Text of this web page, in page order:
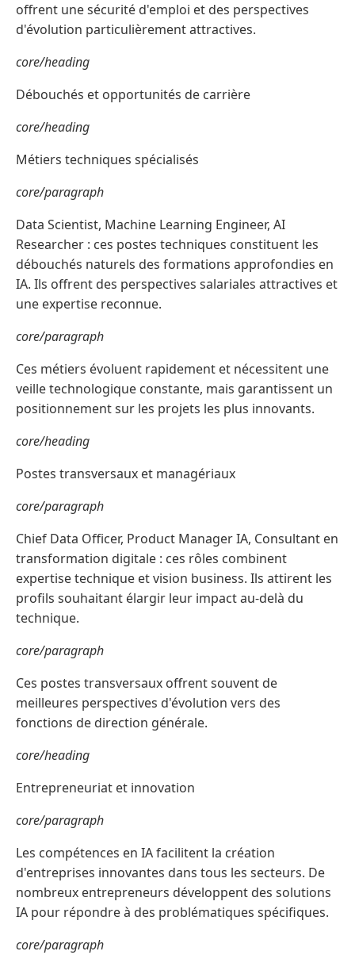
offrent une sécurité d'emploi et des perspectives
d'évolution particulièrement attractives.
core/heading
Débouchés et opportunités de carrière
core/heading
Métiers techniques spécialisés
core/paragraph
Data Scientist, Machine Learning Engineer, AI
Researcher : ces postes techniques constituent les
débouchés naturels des formations approfondies en
IA. Ils offrent des perspectives salariales attractives et
une expertise reconnue.
core/paragraph
Ces métiers évoluent rapidement et nécessitent une
veille technologique constante, mais garantissent un
positionnement sur les projets les plus innovants.
core/heading
Postes transversaux et managériaux
core/paragraph
Chief Data Officer, Product Manager IA, Consultant en
transformation digitale : ces rôles combinent
expertise technique et vision business. Ils attirent les
profils souhaitant élargir leur impact au-delà du
technique.
core/paragraph
Ces postes transversaux offrent souvent de
meilleures perspectives d'évolution vers des
fonctions de direction générale.
core/heading
Entrepreneuriat et innovation
core/paragraph
Les compétences en IA facilitent la création
d'entreprises innovantes dans tous les secteurs. De
nombreux entrepreneurs développent des solutions
IA pour répondre à des problématiques spécifiques.
core/paragraph